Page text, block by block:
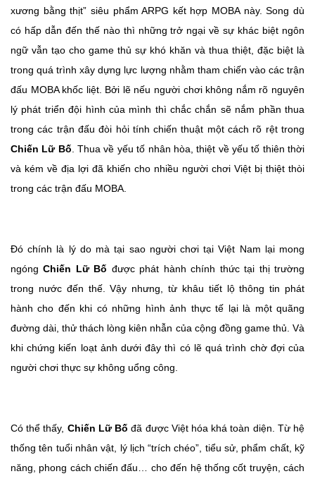
xương bằng thịt” siêu phẩm ARPG kết hợp MOBA này. Song dù
có hấp dẫn đến thế nào thì những trở ngại về sự khác biệt ngôn
ngữ vẫn tạo cho game thủ sự khó khăn và thua thiệt, đặc biệt là
trong quá trình xây dựng lực lượng nhằm tham chiến vào các trận
đấu MOBA khốc liệt. Bởi lẽ nếu người chơi không nắm rõ nguyên
lý phát triển đội hình của mình thì chắc chắn sẽ nắm phần thua
trong các trận đấu đòi hỏi tính chiến thuật một cách rõ rệt trong
Chiến Lữ Bố . Thua về yếu tố nhân hòa, thiệt về yếu tố thiên thời
và kém về địa lợi đã khiến cho nhiều người chơi Việt bị thiệt thòi
trong các trận đấu MOBA.
Đó chính là lý do mà tại sao người chơi tại Việt Nam lại mong
ngóngChiến Lữ Bố được phát hành chính thức tại thị trường
trong nước đến thế. Vậy nhưng, từ khâu tiết lộ thông tin phát
hành cho đến khi có những hình ảnh thực tế lại là một quãng
đường dài, thử thách lòng kiên nhẫn của cộng đồng game thủ. Và
khi chứng kiến loạt ảnh dưới đây thì có lẽ quá trình chờ đợi của
người chơi thực sự không uổng công.
Có thể thấy, Chiến Lữ Bố đã được Việt hóa khá toàn diện. Từ hệ
thống tên tuổi nhân vật, lý lịch “trích chéo”, tiểu sử, phẩm chất, kỹ
năng, phong cách chiến đấu… cho đến hệ thống cốt truyện, cách